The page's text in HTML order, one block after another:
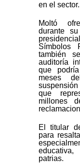
en el sector.
Moltó
durante
Símbolos
también
auditoría
que
meses
que
millones
El titular
para
patrias.